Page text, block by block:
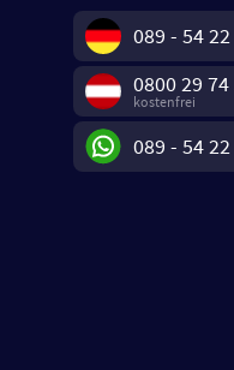
089 - 54
0800 29 74
kostenfrei
089 - 54